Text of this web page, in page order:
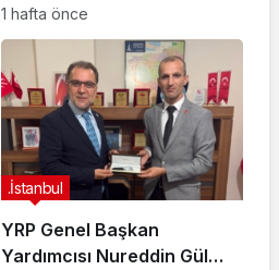
Evi Yıkılma Riskiyle Karşı
Karşıya”
1 hafta önce
YRP Genel Başkan
Yardımcısı Nureddin Gül
.İstanbul